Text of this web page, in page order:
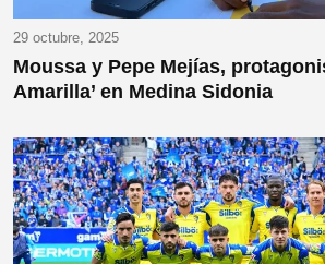
29 octubre, 2025
Moussa y Pepe Mejías,
Amarilla’ en Medina Sidonia